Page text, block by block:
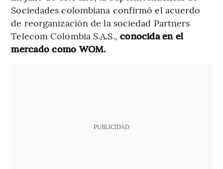
Sociedades colombiana confirmó el acuerdo
de reorganización de la sociedad Partners
Telecom Colombia S.A.S., conocida en el
mercado como WOM.
PUBLICIDAD